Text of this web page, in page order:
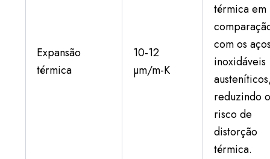
Expansão
térmica
10-12
µm/m-K
térmica em
com os
inoxidáveis
reduzindo
risco de
distorção
térmica.